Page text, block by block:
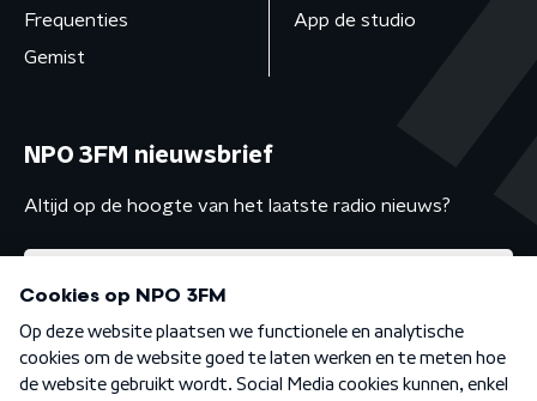
Frequenties
Gemist
App de studio
NPO 3FM nieuwsbrief
Altijd op de hoogte van het laatste radio nieuws?